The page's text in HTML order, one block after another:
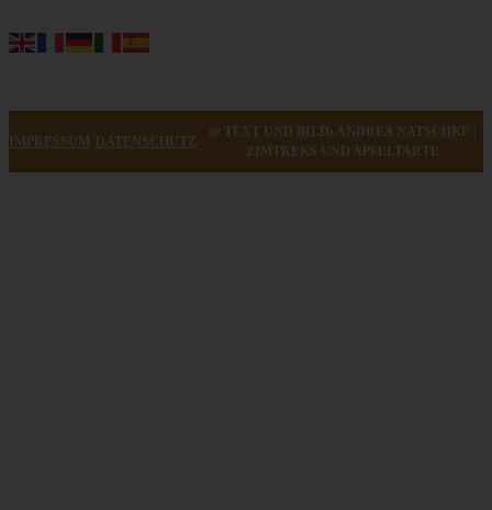
IMPRESSUM DATENSCHUTZ
@ TEXT UND BILD: ANDREA NATSCHKE |
ZIMTKEKS UND APFELTARTE